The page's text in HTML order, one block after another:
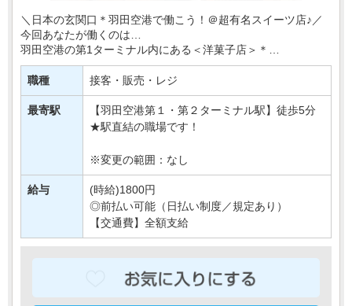
＼日本の玄関口＊羽田空港で働こう！＠超有名スイーツ店♪／
今回あなたが働くのは…
羽田空港の第1ターミナル内にある＜洋菓子店＞＊
あなたの接客経験があれば
即戦力として働けること間違いなし！
『1か月・・・
職種 接客・販売・レジ
最寄駅
【羽田空港第１・第２ターミナル駅】徒歩5分
★駅直結の職場です！
※変更の範囲：なし
給与
(時給)1800円
◎前払い可能（日払い制度／規定あり）
【交通費】全額支給